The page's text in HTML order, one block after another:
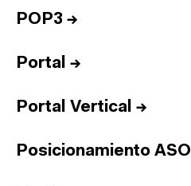
POP3 →
Portal →
Portal Vertical →
Posicionamiento ASO